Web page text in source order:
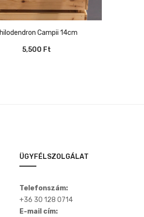
Philodendron Campii 14cm
5,500 Ft
ÜGYFÉLSZOLGÁLAT
Telefonszám:
+36 30 128 0714
E-mail cím: